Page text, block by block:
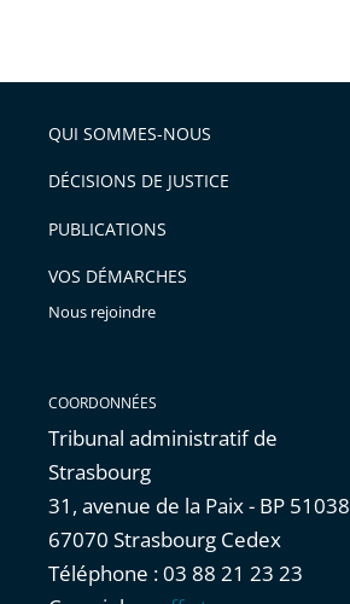
l'article
pour
avant
QUI SOMMES-NOUS
DÉCISIONS DE JUSTICE
PUBLICATIONS
VOS DÉMARCHES
Nous rejoindre
COORDONNÉES
Tribunal administratif de
Strasbourg
31, avenue de la Paix - BP 51038
67070 Strasbourg Cedex
Téléphone : 03 88 21 23 23